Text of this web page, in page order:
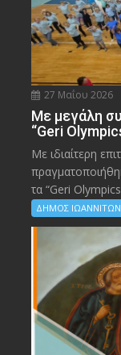
27 Μαΐου 2026
Με μεγάλη
“Geri
Με ιδιαίτερη
τα “Geri
ΔΗΜΟΣ ΙΩΑΝΝΙΤΩΝ